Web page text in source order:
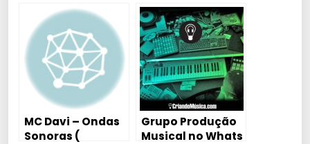
MC Davi – Ondas
Sonoras (
Grupo Produção
Musical no Whats